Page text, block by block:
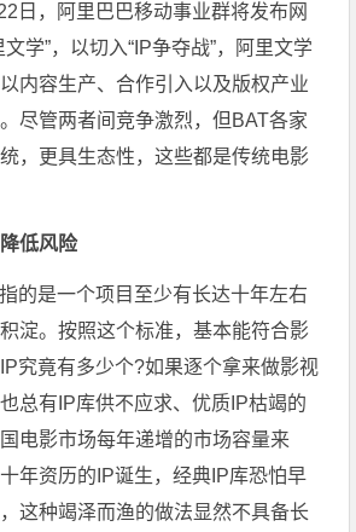
日，阿里巴巴移动事业群将发布网
学”，以切入“IP争夺战”，阿里文学
内容生产、合作引入以及版权产业
尽管两者间竞争激烈，但BAT各家
，更具生态性，这些都是传统电影
低风险
的是一个项目至少有长达十年左右
淀。按照这个标准，基本能符合影
究竟有多少个?如果逐个拿来做影视
总有IP库供不应求、优质IP枯竭的
电影市场每年递增的市场容量来
年资历的IP诞生，经典IP库恐怕早
这种竭泽而渔的做法显然不具备长